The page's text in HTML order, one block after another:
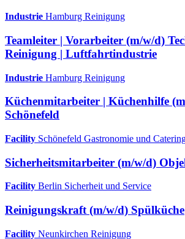
Industrie Hamburg Reinigung
Teamleiter | Vorarbeiter (m/w/d)
Reinigung | Luftfahrtindustrie
Industrie Hamburg Reinigung
Küchenmitarbeiter | Küchenhilfe
Schönefeld
Facility Schönefeld Gastronomie und
Sicherheitsmitarbeiter (m/w/d)
Facility Berlin Sicherheit und Service
Reinigungskraft (m/w/d) Spülküche
Facility Neunkirchen Reinigung